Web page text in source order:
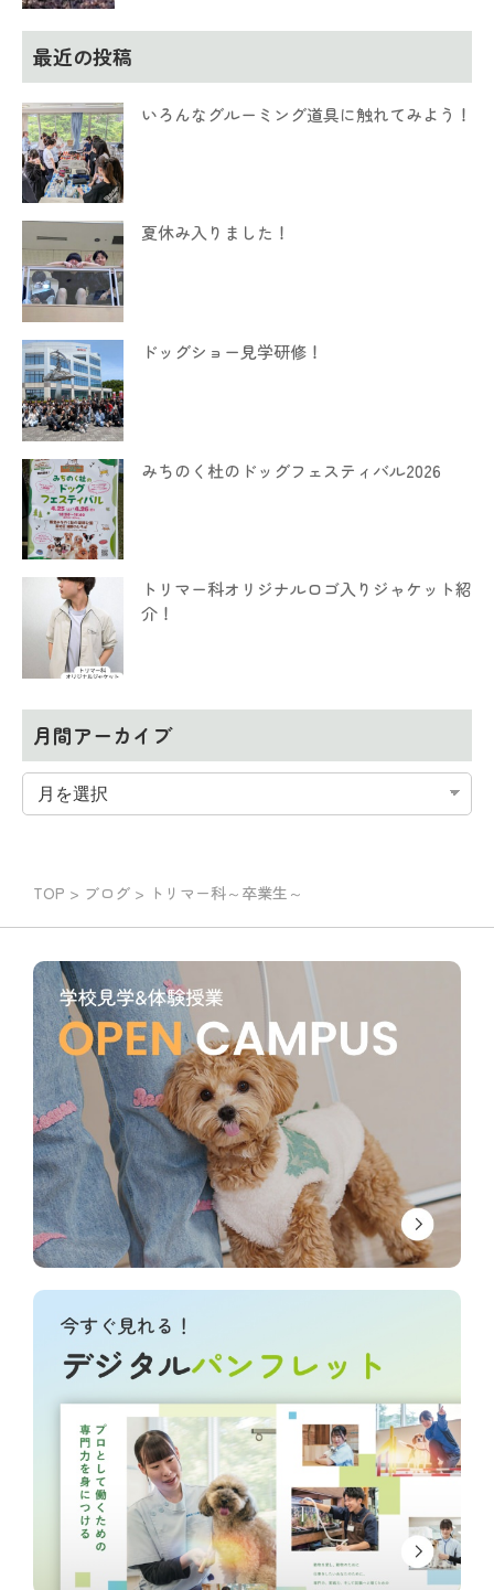
最近の投稿
いろんなグルーミング道具に触れてみよう！
夏休み入りました！
ドッグショー見学研修！
みちのく杜のドッグフェスティバル2026
トリマー科オリジナルロゴ入りジャケット紹
介！
月間アーカイブ
TOP > ブログ > トリマー科～卒業生～